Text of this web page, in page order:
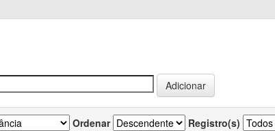
Ordenar Registro(s)